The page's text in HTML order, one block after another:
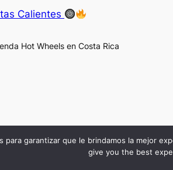
Calientes
Hot Wheels en Costa Rica
para garantizar que le brindamos la mejor
give you the best